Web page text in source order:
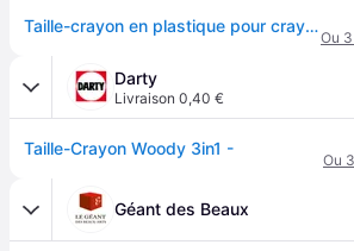
Taille-crayon en plastique pour crayons woody 3 in 1 extra-larges - STABILO
Ou
Darty
Livraison 0,40 €
Taille-Crayon Woody 3in1 -
Ou
Géant des Beaux